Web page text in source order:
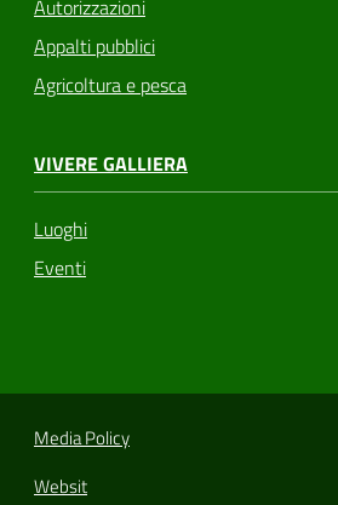
Autorizzazioni
Appalti pubblici
Agricoltura e pesca
VIVERE GALLIERA
Luoghi
Eventi
Media Policy
Websit